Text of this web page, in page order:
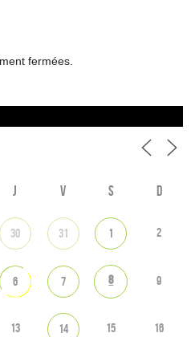
fermées.
J V S D
30 31 1 2
6 7 8 9
13 14 15 16